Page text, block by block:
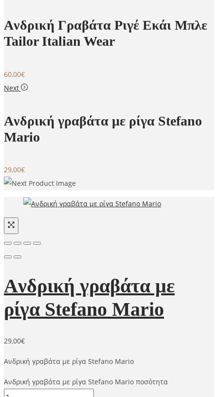
Aνδρική Γραβάτα Ριγέ Εκάι Μπλε
Tailor Italian Wear
60,00€
Next
Aνδρική γραβάτα με ρίγα Stefano
Mario
29,00€
Aνδρική γραβάτα με
ρίγα Stefano Mario
29,00€
Aνδρική γραβάτα με ρίγα Stefano Mario
Aνδρική γραβάτα με ρίγα Stefano Mario ποσότητα